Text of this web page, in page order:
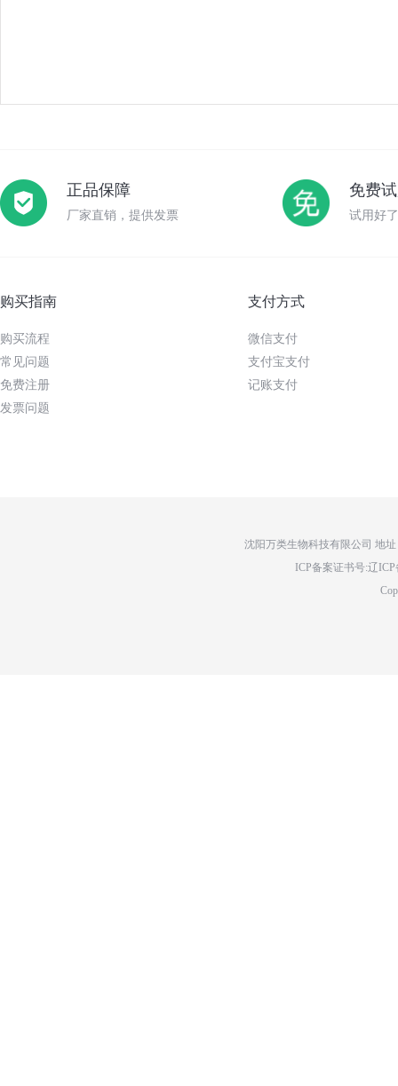
正品保障
厂家直销，提供发票
免费
试用好
购买指南
购买流程
常见问题
免费注册
发票问题
支付方式
微信支付
支付宝支付
记账支付
沈阳万类生物科技有限公司 地
ICP备案证书号:辽